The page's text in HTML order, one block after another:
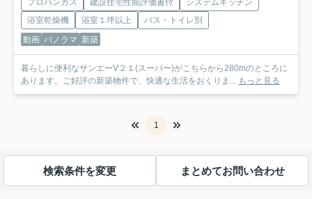
プロパンガス 建設住宅性能評価書付
システムキッチン
浴室乾燥機
浴室１坪以上
バス・トイレ別
動画 パノラマ 新築
暮らしに便利なサンエーV２１(スーパー)がこちらから280mのところに
あります。ご好評の新築物件で、快適な生活をおくりま... もっと見る
1
検索条件を変更 まとめてお問い合わせ